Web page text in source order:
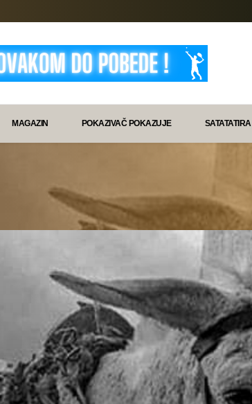
MAGAZIN POKAZIVAČ POKAZUJE SATATATIRA